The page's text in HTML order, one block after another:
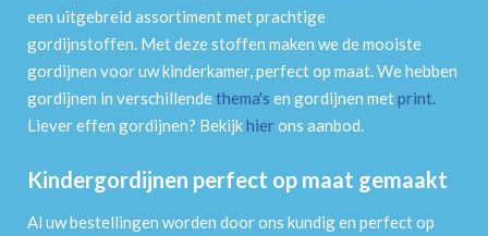
een uitgebreid assortiment met prachtige
gordijnstoffen. Met deze stoffen maken we de mooiste
gordijnen voor uw kinderkamer, perfect op maat. We hebben
gordijnen in verschillendethema's en gordijnen metprint.
Liever effen gordijnen? Bekijkhierons aanbod.
Kindergordijnen perfect op maat gemaakt
Al uw bestellingen worden door ons kundig en perfect op